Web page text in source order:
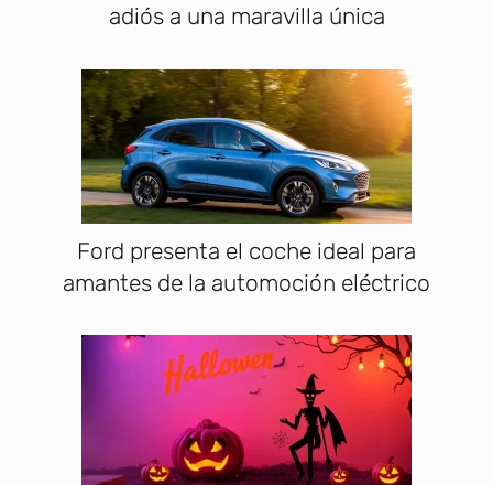
adiós a una maravilla única
Ford presenta el coche ideal para
amantes de la automoción eléctrico